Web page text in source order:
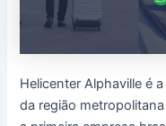
Helicenter Alphaville é
da região